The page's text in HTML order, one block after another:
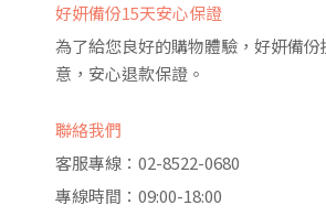
好妍備份15天安心保證
為了給您良好的購物體驗，好妍備份
意，安心退款保證。
聯絡我們
客服專線：02-8522-0680
專線時間：09:00-18:00